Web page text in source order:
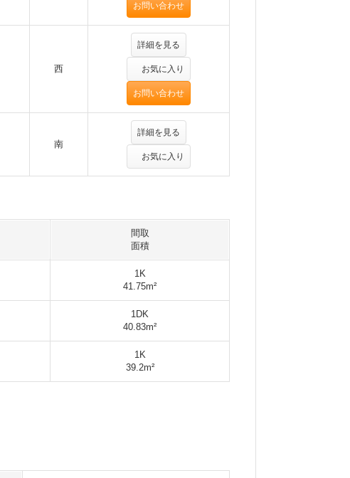
お問い合わせ
西
詳細を見る
お気に入り
お問い合わせ
南
詳細を見る
お気に入り
間取
面積
1K
41.75m²
1DK
40.83m²
1K
39.2m²